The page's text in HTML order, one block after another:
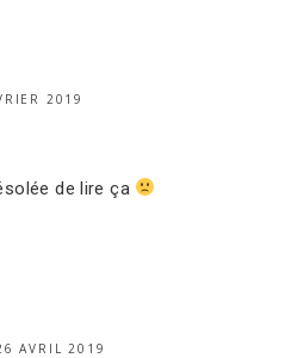
2019
de lire ça
AVRIL 2019